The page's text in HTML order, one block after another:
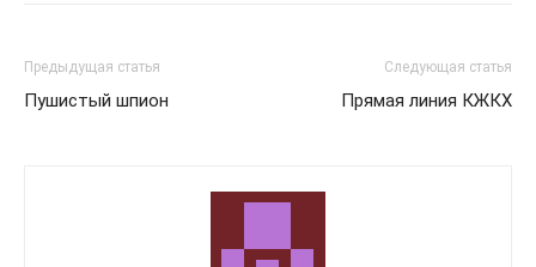
Предыдущая статья
Пушистый шпион
Следующая статья
Прямая линия КЖКХ